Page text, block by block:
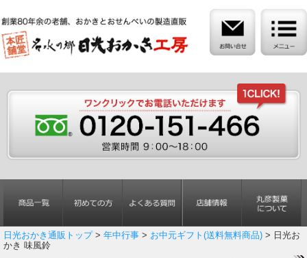
日光おかき通販トップ> 年中行事 > お中元ギフト(送料無料商品) > 日光お
かき 味風鈴